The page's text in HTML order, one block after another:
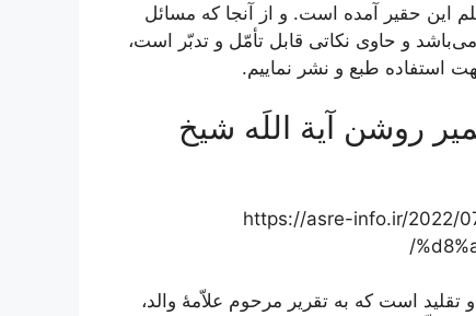
این حقیر آمده است. و از آنجا که مسائل
و حاوی نکاتی قابل تأمّل و تدبّر است،
استفاده طبع و نشر نماییم.
روشن آیة اللَه شیخ
https://asre-info.ir/2022/
تقلید است که به تقریر مرحوم علاّمۀ والد،